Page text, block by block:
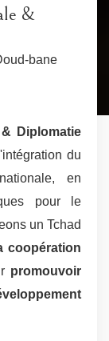
&
bane
Diplomatie
du
en
pour le
un Tchad
coopération
promouvoir